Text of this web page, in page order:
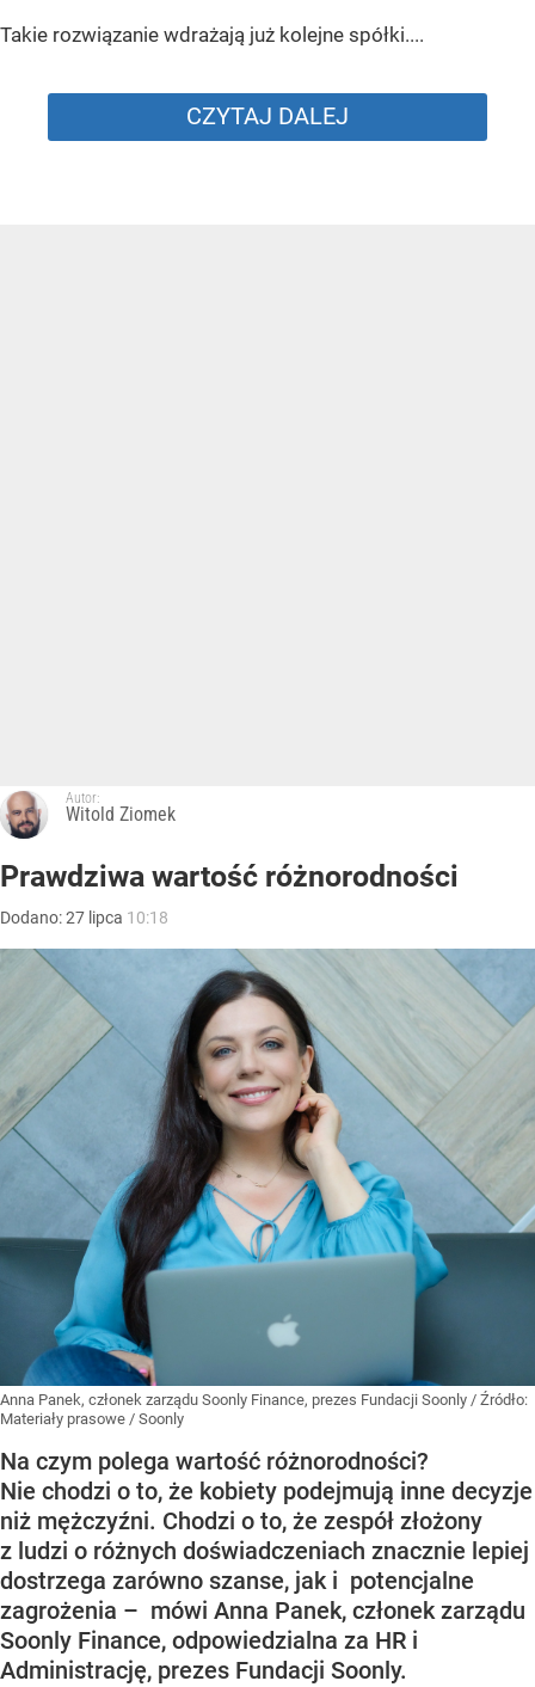
Takie rozwiązanie wdrażają już kolejne spółki....
CZYTAJ DALEJ
Autor:
Witold Ziomek
Prawdziwa wartość różnorodności
Dodano:27 lipca 10:18
Anna Panek, członek zarządu Soonly Finance, prezes Fundacji Soonly / Źródło:
Materiały prasowe / Soonly
Na czym polega wartość różnorodności?
Nie chodzi o to, że kobiety podejmują inne decyzje
niż mężczyźni. Chodzi o to, że zespół złożony
z ludzi o różnych doświadczeniach znacznie lepiej
dostrzega zarówno szanse, jak i potencjalne
zagrożenia – mówi Anna Panek, członek zarządu
Soonly Finance, odpowiedzialna za HR i
Administrację, prezes Fundacji Soonly.